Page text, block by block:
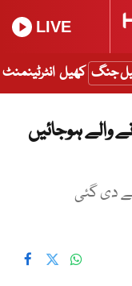
LIVE
جنگ کھیل انٹرٹینمنٹ
والے ہوجائیں
دی گئی